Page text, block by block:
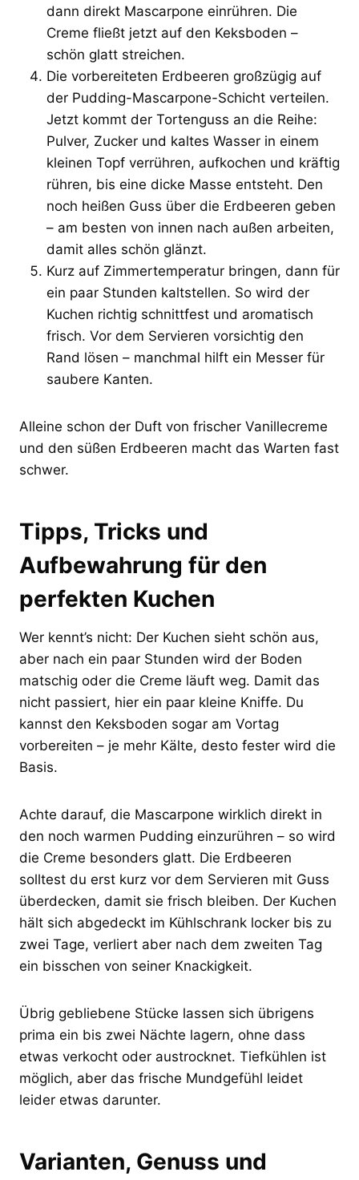
dann direkt Mascarpone einrühren. Die
Creme fließt jetzt auf den Keksboden –
schön glatt streichen.
Die vorbereiteten Erdbeeren großzügig auf
der Pudding-Mascarpone-Schicht verteilen.
Jetzt kommt der Tortenguss an die Reihe:
Pulver, Zucker und kaltes Wasser in einem
kleinen Topf verrühren, aufkochen und kräftig
rühren, bis eine dicke Masse entsteht. Den
noch heißen Guss über die Erdbeeren geben
– am besten von innen nach außen arbeiten,
damit alles schön glänzt.
Kurz auf Zimmertemperatur bringen, dann für
ein paar Stunden kaltstellen. So wird der
Kuchen richtig schnittfest und aromatisch
frisch. Vor dem Servieren vorsichtig den
Rand lösen – manchmal hilft ein Messer für
saubere Kanten.
Alleine schon der Duft von frischer Vanillecreme
und den süßen Erdbeeren macht das Warten fast
schwer.
Tipps, Tricks und
Aufbewahrung für den
perfekten Kuchen
Wer kennt’s nicht: Der Kuchen sieht schön aus,
aber nach ein paar Stunden wird der Boden
matschig oder die Creme läuft weg. Damit das
nicht passiert, hier ein paar kleine Kniffe. Du
kannst den Keksboden sogar am Vortag
vorbereiten – je mehr Kälte, desto fester wird die
Basis.
Achte darauf, die Mascarpone wirklich direkt in
den noch warmen Pudding einzurühren – so wird
die Creme besonders glatt. Die Erdbeeren
solltest du erst kurz vor dem Servieren mit Guss
überdecken, damit sie frisch bleiben. Der Kuchen
hält sich abgedeckt im Kühlschrank locker bis zu
zwei Tage, verliert aber nach dem zweiten Tag
ein bisschen von seiner Knackigkeit.
Übrig gebliebene Stücke lassen sich übrigens
prima ein bis zwei Nächte lagern, ohne dass
etwas verkocht oder austrocknet. Tiefkühlen ist
möglich, aber das frische Mundgefühl leidet
leider etwas darunter.
Varianten, Genuss und